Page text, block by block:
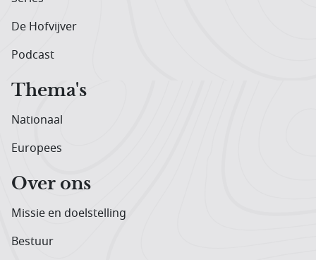
De Hofvijver
Podcast
Thema's
Nationaal
Europees
Over ons
Missie en doelstelling
Bestuur